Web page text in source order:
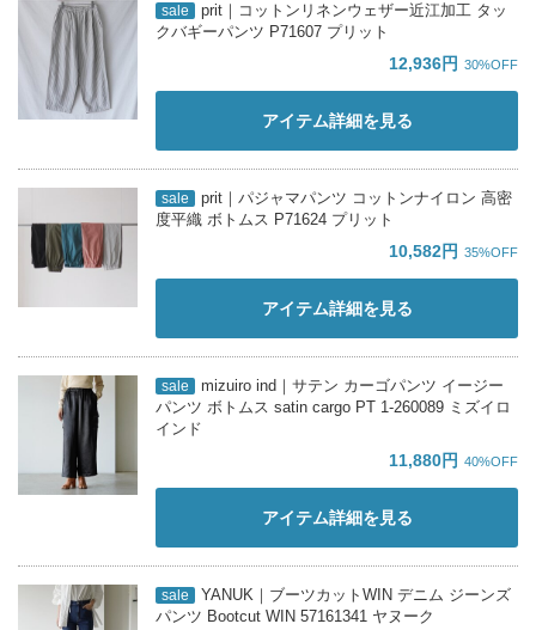
sale
prit｜コットンリネンウェザー近江加工 タッ
クバギーパンツ P71607 プリット
12,936円 30%OFF
アイテム詳細を見る
sale
prit｜パジャマパンツ コットンナイロン 高密
度平織 ボトムス P71624 プリット
10,582円 35%OFF
アイテム詳細を見る
sale
mizuiro ind｜サテン カーゴパンツ イージー
パンツ ボトムス satin cargo PT 1-260089 ミズイロ
インド
11,880円 40%OFF
アイテム詳細を見る
sale
YANUK｜ブーツカットWIN デニム ジーンズ
パンツ Bootcut WIN 57161341 ヤヌーク